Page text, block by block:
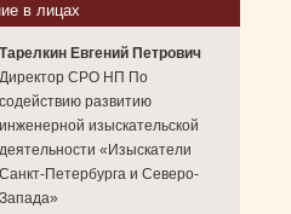
в лицах
Тарелкин Евгений Петрович
Директор СРО НП По
содействию развитию
инженерной изыскательской
деятельности «Изыскатели
Санкт-Петербурга и Северо-
Запада»